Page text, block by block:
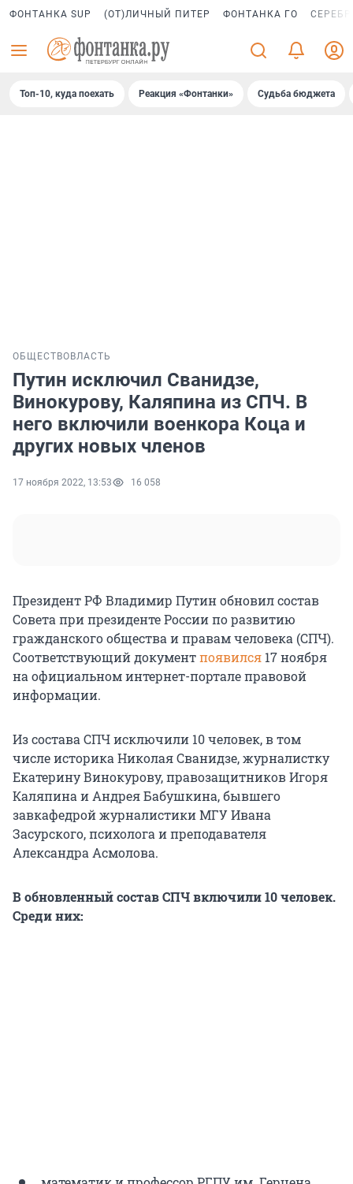
ФОНТАНКА SUP (ОТ)ЛИЧНЫЙ ПИТЕР ФОНТАНКА ГО
Топ-10, куда поехать Реакция «Фонтанки» Судьба бюджета
ОБЩЕСТВО ВЛАСТЬ
Путин исключил Сванидзе,
Винокурову, Каляпина из СПЧ. В
него включили военкора Коца и
других новых членов
17 ноября 2022, 13:53 16 058
Президент РФ Владимир Путин обновил состав
Совета при президенте России по развитию
гражданского общества и правам человека (СПЧ).
Соответствующий документпоявился 17 ноября
на официальном интернет-портале правовой
информации.
Из состава СПЧ исключили 10 человек, в том
числе историка Николая Сванидзе, журналистку
Екатерину Винокурову, правозащитников Игоря
Каляпина и Андрея Бабушкина, бывшего
завкафедрой журналистики МГУ Ивана
Засурского, психолога и преподавателя
Александра Асмолова.
В обновленный состав СПЧ включили 10 человек.
Среди них: